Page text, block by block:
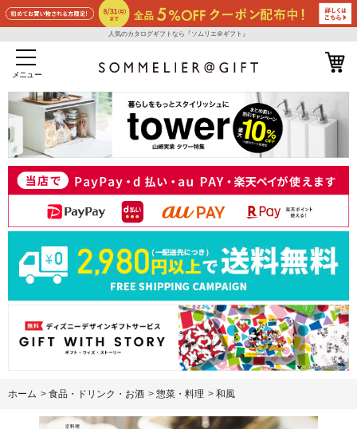
人気のカタログギフトなら『ソムリエ＠ギフト』
メニュー
ホーム > 食品・ドリンク・お酒 > 惣菜・料理 > 和風